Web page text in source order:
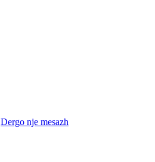
Dergo nje mesazh